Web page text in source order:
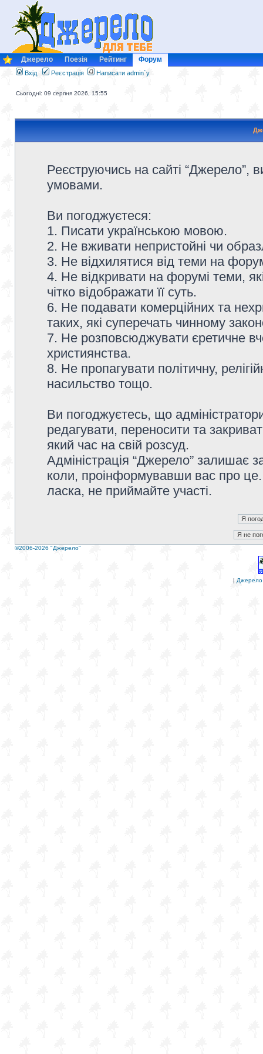
Джерело Поезія Рейтинг Форум
Вхід Реєстрація Написати admin`у
Сьогодні: 09 серпня 2026, 15:55
Реєструючись на сайті “Джерело”,
умовами.
Ви погоджуєтеся:
1. Писати українською мовою.
2. Не вживати непристойні чи
3. Не відхилятися від теми на
4. Не відкривати на форумі теми,
чітко відображати її суть.
6. Не подавати комерційних та
таких, які суперечать чинному
7. Не розповсюджувати єретичне
християнства.
8. Не пропагувати політичну,
насильство тощо.
Ви погоджуєтесь, що
редагувати, переносити та
який час на свій розсуд.
Адміністрація “Джерело” залишає
коли, проінформувавши вас про
ласка, не приймайте участі.
©2006-2026 "Джерело"
| Джерело